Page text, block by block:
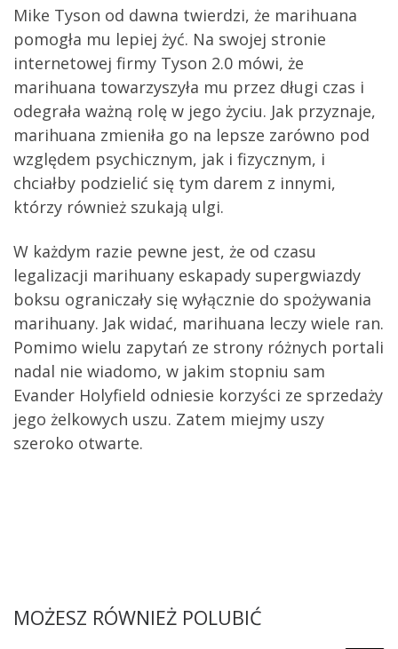
Mike Tyson od dawna twierdzi, że marihuana
pomogła mu lepiej żyć. Na swojej stronie
internetowej firmy Tyson 2.0 mówi, że
marihuana towarzyszyła mu przez długi czas i
odegrała ważną rolę w jego życiu. Jak przyznaje,
marihuana zmieniła go na lepsze zarówno pod
względem psychicznym, jak i fizycznym, i
chciałby podzielić się tym darem z innymi,
którzy również szukają ulgi.
W każdym razie pewne jest, że od czasu
legalizacji marihuany eskapady supergwiazdy
boksu ograniczały się wyłącznie do spożywania
marihuany. Jak widać, marihuana leczy wiele ran.
Pomimo wielu zapytań ze strony różnych portali
nadal nie wiadomo, w jakim stopniu sam
Evander Holyfield odniesie korzyści ze sprzedaży
jego żelkowych uszu. Zatem miejmy uszy
szeroko otwarte.
MOŻESZ RÓWNIEŻ POLUBIĆ